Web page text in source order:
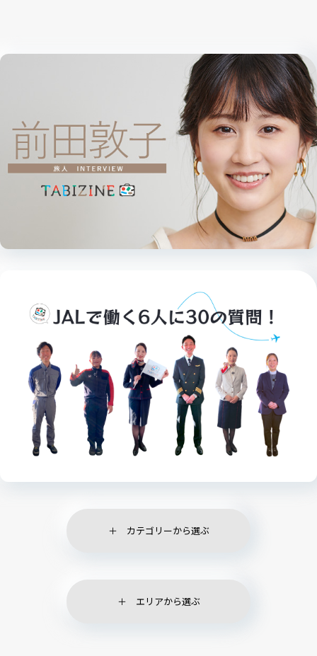
カテゴリーから選ぶ
エリアから選ぶ